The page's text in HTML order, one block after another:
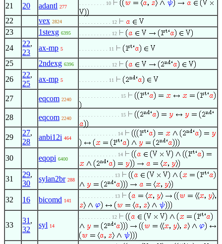
21 20 adantl 277
. . . . . . . . . 10
22 vex 2824 . . . . . . . . . . . 12
23 1stexg 6395 . . . . . . . . . . . 12
24
22,
23
ax-mp 5 . . . . . . . . . . 11
25 2ndexg 6396 . . . . . . . . . . . 12
26
22,
25
ax-mp 5 . . . . . . . . . . 11
27 eqcom 2240
. . . . . . . . . . . . . . 15
28 eqcom 2240
. . . . . . . . . . . . . . 15
29
27,
28
anbi12i 464
. . . . . . . . . . . . . 14
30 eqopi 6400
. . . . . . . . . . . . . 14
31
29,
30
sylan2br 288
. . . . . . . . . . . . 13
32 16 bicomd 141
. . . . . . . . . . . . 13
33
31 ,
32
syl 14
. . . . . . . . . . . 12